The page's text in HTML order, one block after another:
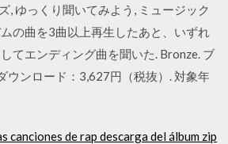
, ゆっくり聞いてみよう, ミュージック
の曲を3曲以上再生したあと、いずれ
てエンディング曲を聞いた. Bronze. ブ
ウンロード：3,627円（税抜）. 対象年
canciones de rap descarga del álbum zip